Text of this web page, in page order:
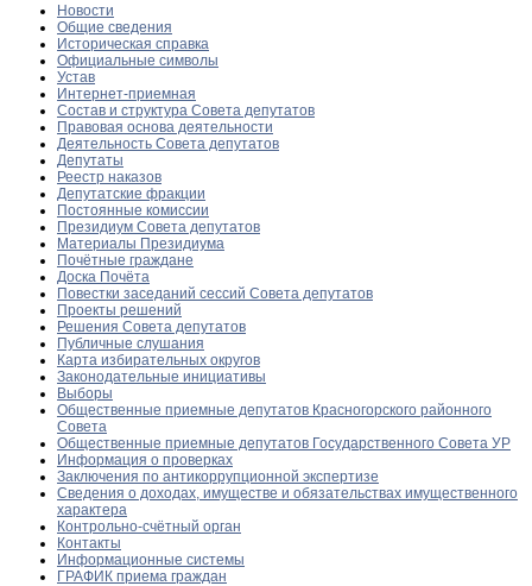
Новости
Общие сведения
Историческая справка
Официальные символы
Устав
Интернет-приемная
Состав и структура Совета депутатов
Правовая основа деятельности
Деятельность Совета депутатов
Депутаты
Реестр наказов
Депутатские фракции
Постоянные комиссии
Президиум Совета депутатов
Материалы Президиума
Почётные граждане
Доска Почёта
Повестки заседаний сессий Совета депутатов
Проекты решений
Решения Совета депутатов
Публичные слушания
Карта избирательных округов
Законодательные инициативы
Выборы
Общественные приемные депутатов Красногорского районного
Совета
Общественные приемные депутатов Государственного Совета УР
Информация о проверках
Заключения по антикоррупционной экспертизе
Сведения о доходах, имуществе и обязательствах имущественного
характера
Контрольно-счётный орган
Контакты
Информационные системы
ГРАФИК приема граждан